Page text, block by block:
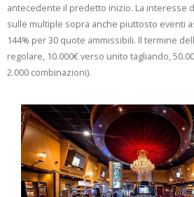
antecedente il predetto inizio. La interesse
sulle multiple sopra anche piuttosto eventi
144% per 30 quote ammissibili. Il termine
regolare, 10.000€ verso unito tagliando,
2.000 combinazioni).